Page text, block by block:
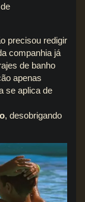
precisou redigir
companhia já
de banho
apenas
se aplica de
, desobrigando